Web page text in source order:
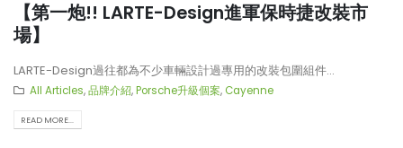
【第一炮!! LARTE-Design進軍保時捷改裝市
場】
LARTE-Design過往都為不少車輛設計過專用的改裝包圍組件...
All Articles,品牌介紹,Porsche升級個案, Cayenne
READ MORE...